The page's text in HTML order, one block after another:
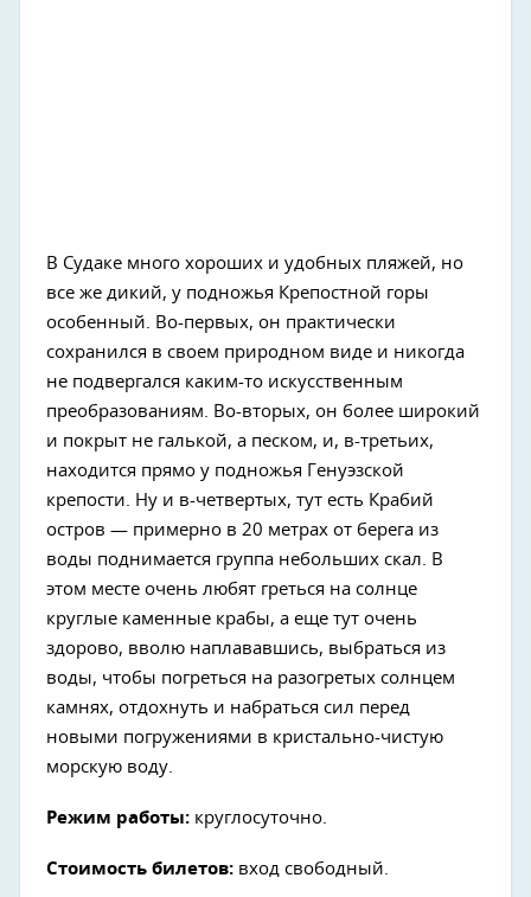
В Судаке много хороших и удобных пляжей, но
все же дикий, у подножья Крепостной горы
особенный. Во-первых, он практически
сохранился в своем природном виде и никогда
не подвергался каким-то искусственным
преобразованиям. Во-вторых, он более широкий
и покрыт не галькой, а песком, и, в-третьих,
находится прямо у подножья Генуэзской
крепости. Ну и в-четвертых, тут есть Крабий
остров — примерно в 20 метрах от берега из
воды поднимается группа небольших скал. В
этом месте очень любят греться на солнце
круглые каменные крабы, а еще тут очень
здорово, вволю наплававшись, выбраться из
воды, чтобы погреться на разогретых солнцем
камнях, отдохнуть и набраться сил перед
новыми погружениями в кристально-чистую
морскую воду.
Режим работы: круглосуточно.
Стоимость билетов: вход свободный.